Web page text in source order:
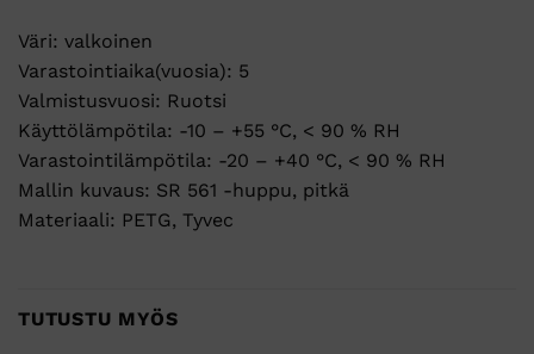
Väri: valkoinen
Varastointiaika(vuosia): 5
Valmistusvuosi: Ruotsi
Käyttölämpötila: -10 – +55 °C, < 90 % RH
Varastointilämpötila: -20 – +40 °C, < 90 % RH
Mallin kuvaus: SR 561 -huppu, pitkä
Materiaali: PETG, Tyvec
TUTUSTU MYÖS